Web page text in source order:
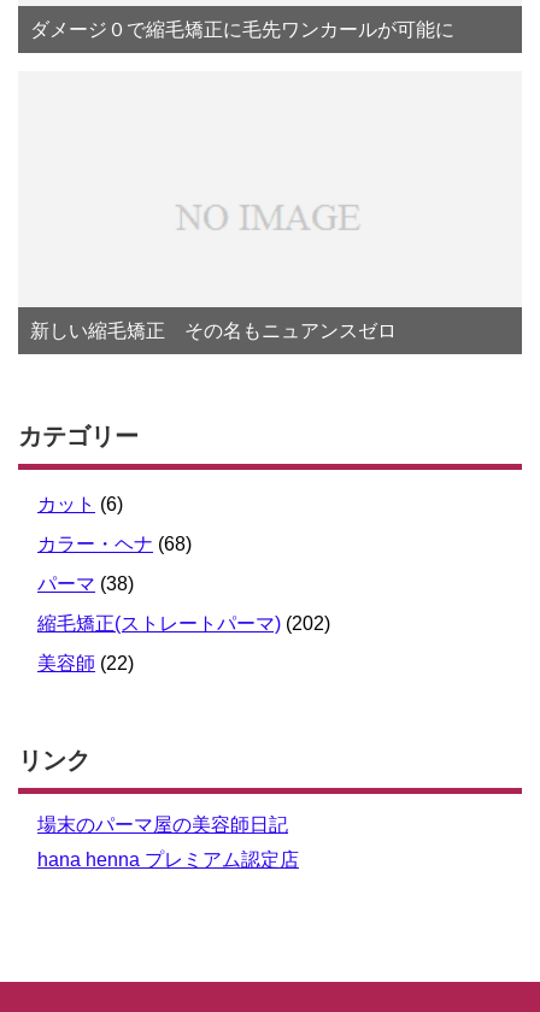
ダメージ０で縮毛矯正に毛先ワンカールが可能に
新しい縮毛矯正 その名もニュアンスゼロ
カテゴリー
カット (6)
カラー・ヘナ (68)
パーマ (38)
縮毛矯正(ストレートパーマ) (202)
美容師 (22)
リンク
場末のパーマ屋の美容師日記
hana henna プレミアム認定店